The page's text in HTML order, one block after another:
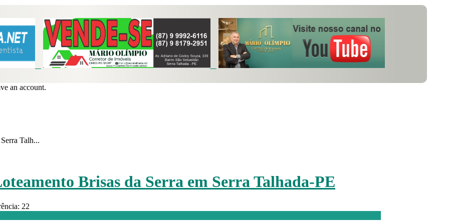
an account.
Talh...
Brisas da Serra em Serra Talhada-PE
22